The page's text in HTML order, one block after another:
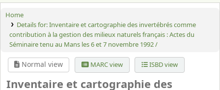
Home
Details for:Inventaire et cartographie des invertébrés comme
contribution à la gestion des milieux naturels français : Actes du
Séminaire tenu au Mans les 6 et 7 novembre 1992 /
Normal view MARC view ISBD view
Inventaire et cartographie des